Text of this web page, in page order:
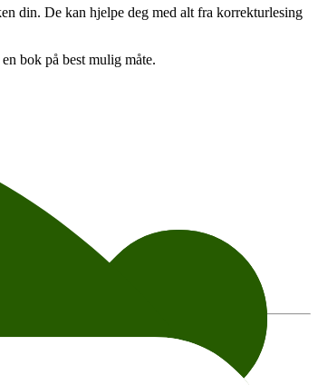
din. De kan hjelpe deg med alt fra korrekturlesing
bok på best mulig måte.
please contact the organizer directly.